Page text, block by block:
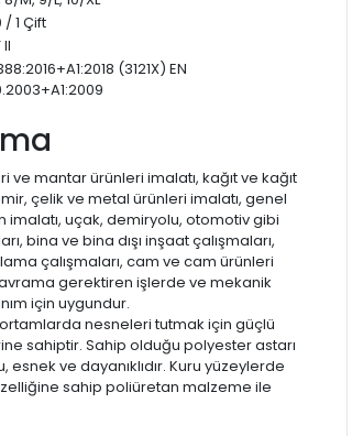
1 Çift
(3121X) EN
ve mantar ürünleri imalatı, kağıt ve kağıt
çelik ve metal ürünleri imalatı, genel
imalatı, uçak, demiryolu, otomotiv gibi
bina ve bina dışı inşaat çalışmaları,
çalışmaları, cam ve cam ürünleri
gerektiren işlerde ve mekanik
için uygundur.
nesneleri tutmak için güçlü
sahiptir. Sahip olduğu polyester astarı
ve dayanıklıdır. Kuru yüzeylerde
sahip poliüretan malzeme ile